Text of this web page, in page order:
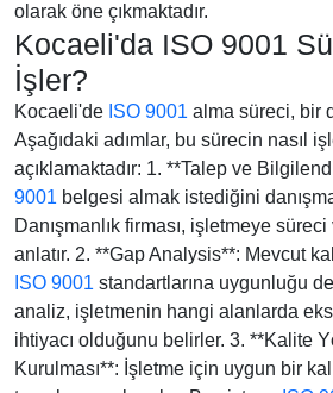
olarak öne çıkmaktadır.
Kocaeli'da ISO 9001
İşler?
Kocaeli'de ISO 9001 alma süreci, bir
Aşağıdaki adımlar, bu sürecin nasıl
açıklamaktadır: 1. **Talep ve
9001 belgesi almak istediğini
Danışmanlık firması, işletmeye
anlatır. 2. **Gap Analysis**: Mevcut
ISO 9001 standartlarına uygunluğu
analiz, işletmenin hangi alanlarda
ihtiyacı olduğunu belirler. 3. **Kalite
Kurulması**: İşletme için uygun bir